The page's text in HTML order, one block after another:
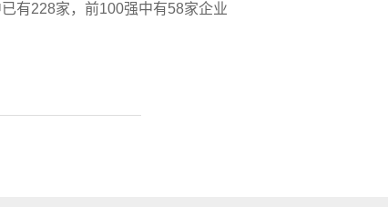
有228家，前100强中有58家企业